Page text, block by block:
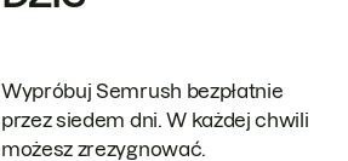
Wypróbuj Semrush bezpłatnie
przez siedem dni. W każdej chwili
możesz zrezygnować.